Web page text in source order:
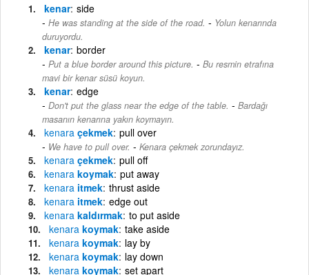
kenar side
He was standing at the side of the road. - Yolun kenarında
duruyordu.
kenar border
Put a blue border around this picture. - Bu resmin etrafına
mavi bir kenar süsü koyun.
kenar edge
Don't put the glass near the edge of the table. - Bardağı
masanın kenarına yakın koymayın.
kenara çekmek pull over
We have to pull over. - Kenara çekmek zorundayız.
kenara çekmek pull off
kenara koymak put away
kenara itmek thrust aside
kenara itmek edge out
kenara kaldırmak to put aside
kenara koymak take aside
kenara koymak lay by
kenara koymak lay down
kenara koymak set apart